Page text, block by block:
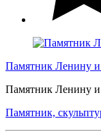
Памятник Ленину
Памятник Ленину
Памятник,